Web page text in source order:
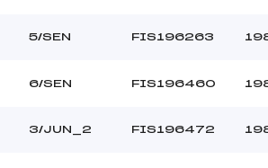
5/SEN FIS196263
6/SEN FIS196460
3/JUN_2 FIS196472